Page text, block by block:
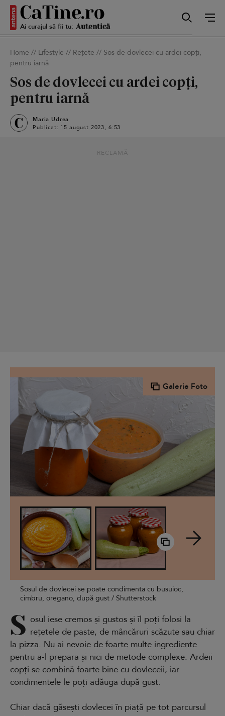
Ai curajul să fii tu: Sexy
Home // Lifestyle // Rețete // Sos de dovlecei cu ardei copți,
pentru iarnă
Sos de dovlecei cu ardei copți,
pentru iarnă
Maria Udrea
Publicat: 15 august 2023, 6:53
RECLAMĂ
Galerie Foto
Sosul de dovlecei se poate condimenta cu busuioc,
cimbru, oregano, după gust / Shutterstock
S osul iese cremos și gustos și îl poți folosi la
rețetele de paste, de mâncăruri scăzute sau chiar
la pizza. Nu ai nevoie de foarte multe ingrediente
pentru a-l prepara și nici de metode complexe. Ardeii
copți se combină foarte bine cu dovleceii, iar
condimentele le poți adăuga după gust.
Chiar dacă găsești dovlecei în piață pe tot parcursul